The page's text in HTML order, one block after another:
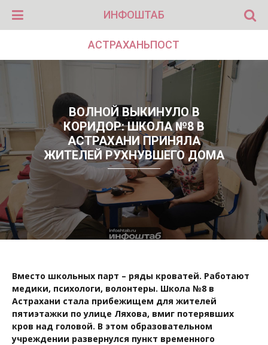
ИНФОШТАБ
АСТРАХАНЬПОСТ
ВОЛНОЙ ВЫКИНУЛО В
КОРИДОР: ШКОЛА №8 В
АСТРАХАНИ ПРИНЯЛА
ЖИТЕЛЕЙ РУХНУВШЕГО ДОМА
Вместо школьных парт – ряды кроватей. Работают
медики, психологи, волонтеры. Школа №8 в
Астрахани стала прибежищем для жителей
пятиэтажки по улице Ляхова, вмиг потерявших
кров над головой. В этом образовательном
учреждении развернулся пункт временного